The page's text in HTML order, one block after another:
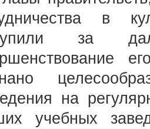
в
за
на
учебных